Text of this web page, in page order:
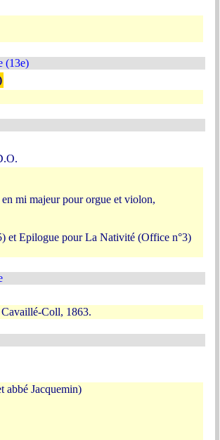
(13e)
mi majeur pour orgue et violon,
et Epilogue pour La Nativité (Office n°3)
Coll, 1863.
abbé Jacquemin)